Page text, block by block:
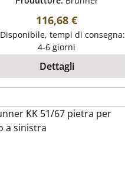
Prezzo normale:
116,68 €
Disponibile, tempi di consegna:
4-6 giorni
Dettagli